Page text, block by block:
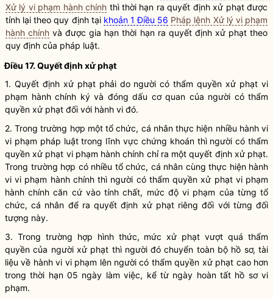
Xử lý vi phạm hành chính thì thời hạn ra quyết định xử phạt được
tính lại theo quy định tại khoản 1 Điều 56 Pháp lệnh Xử lý vi phạm
hành chính và đượcgia hạn thời hạn ra quyết định xử phạt theo
quy định của pháp luật.
Điều 17. Quyết định xử phạt
1. Quyết định xử phạt phải do người có thẩmquyền xử phạt vi
phạm hành chính ký và đóng dấu cơ quan của người có thẩm
quyền xử phạt đối với hành vi đó.
2. Trong trường hợp một tổ chức, cá nhân thực hiện nhiều hành vi
vi phạm pháp luậttrong lĩnh vực chứng khoánthì người có thẩm
quyền xử phạt vi phạm hành chính chỉ ra một quyết định xử phạt.
Trong trường hợp có nhiều tổ chức, cá nhân cùng thực hiện hành
vi vi phạm hành chính thì người có thẩmquyền xử phạt vi phạm
hành chính căn cứ vào tính chất, mức độ vi phạm của từng tổ
chức, cá nhân để ra quyết định xử phạt riêng đối với từng đối
tượng này.
3. Trong trường hợp hình thức, mức xử phạt vượt quá thẩm
quyền của người xử phạt thì người đó chuyển toàn bộ hồ sơ, tài
liệu về hành vi vi phạm lên người có thẩmquyền xử phạt cao hơn
trong thời hạn 05 ngày làm việc, kể từ ngày hoàn tất hồ sơ vi
phạm.